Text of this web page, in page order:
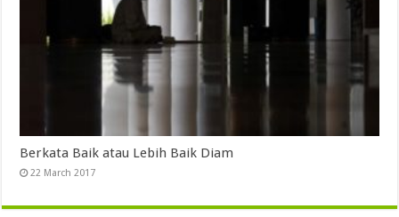
Berkata Baik atau Lebih Baik Diam
22 March 2017